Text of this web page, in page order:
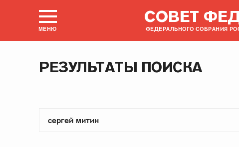
МЕНЮ
СОВЕТ
ФЕДЕРАЛЬНОГО СОБРАНИЯ
РЕЗУЛЬТАТЫ ПОИСКА